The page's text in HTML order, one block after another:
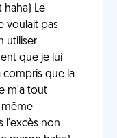
Le
voulait pas
utiliser
que je lui
compris que la
m'a tout
l'excès non